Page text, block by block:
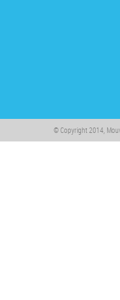
© Copyright 2014,